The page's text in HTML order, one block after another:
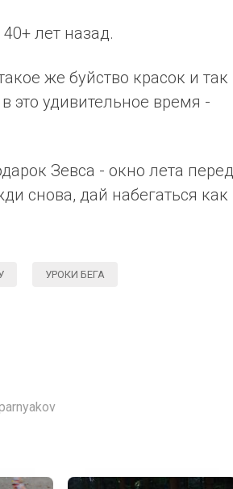
лет назад.
же буйство красок и так
это удивительное время -
Зевса - окно лета перед
снова, дай набегаться как
УРОКИ БЕГА